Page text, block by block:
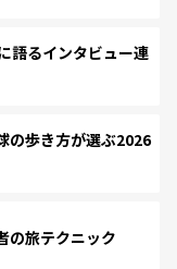
語るインタビュー連
の歩き方が選ぶ2026
の旅テクニック